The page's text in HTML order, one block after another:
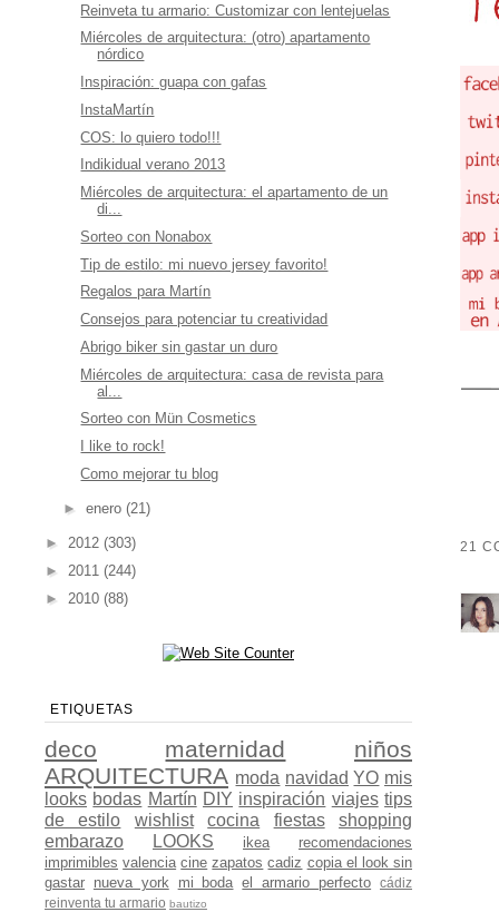
21
Reinveta tu armario: Customizar con lentejuelas
Miércoles de arquitectura: (otro) apartamento
nórdico
Inspiración: guapa con gafas
InstaMartín
COS: lo quiero todo!!!
Indikidual verano 2013
Miércoles de arquitectura: el apartamento de un
di...
Sorteo con Nonabox
Tip de estilo: mi nuevo jersey favorito!
Regalos para Martín
Consejos para potenciar tu creatividad
Abrigo biker sin gastar un duro
Miércoles de arquitectura: casa de revista para
al...
Sorteo con Mün Cosmetics
I like to rock!
Como mejorar tu blog
► enero (21)
► 2012 (303)
► 2011 (244)
► 2010 (88)
ETIQUETAS
deco maternidad
niños
ARQUITECTURA moda navidad YO mis
looks bodas Martín DIY inspiración viajes tips
de estilo
wishlist cocina fiestas
shopping
embarazo
LOOKS ikea
recomendaciones
imprimibles valencia cine zapatos cadiz copia el look sin
gastar nueva york mi boda el armario perfecto
cádiz
reinventa tu armario bautizo